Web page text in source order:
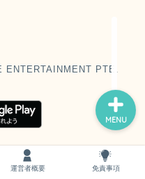
PTE.
運営者概要 免責事項
MENU